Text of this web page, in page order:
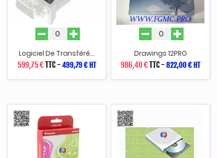
Logiciel De Transféré...
599,75 €TTC-499,79 € HT
Drawings 12PRO
986,40 €TTC-822,00 € HT